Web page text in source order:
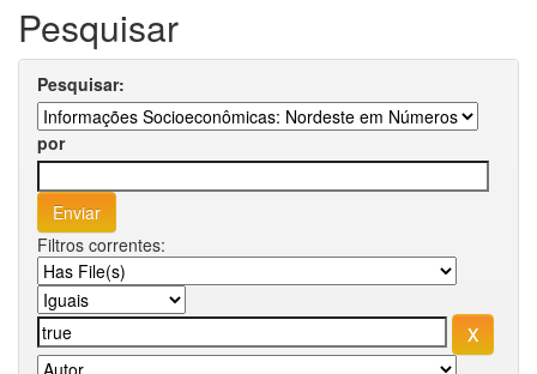
Pesquisar
Pesquisar:
por
Filtros correntes: